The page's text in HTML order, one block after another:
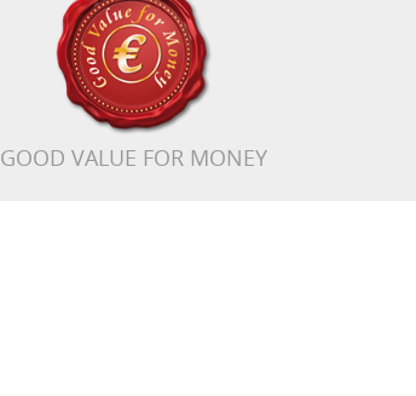
GOOD VALUE FOR MONEY